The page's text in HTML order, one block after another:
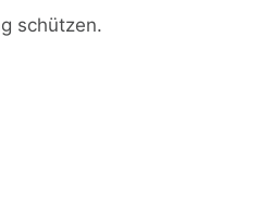
schützen.